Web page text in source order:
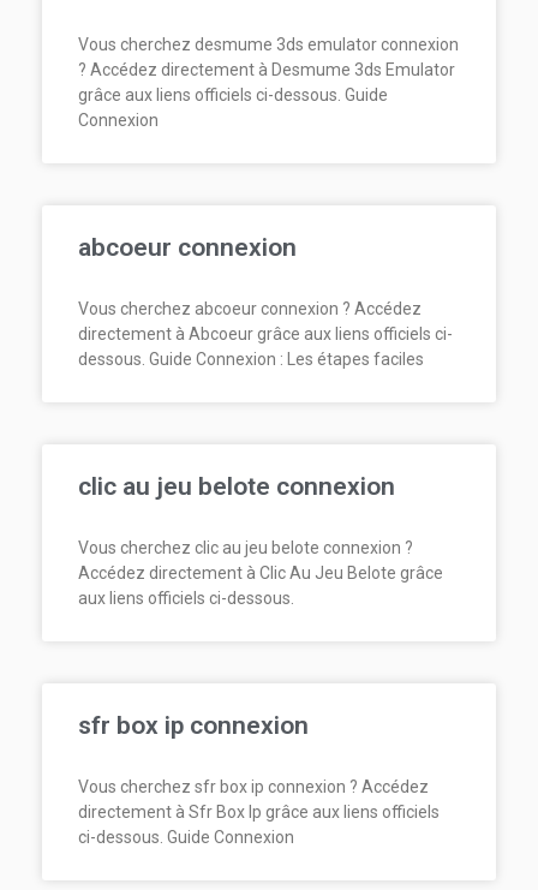
Vous cherchez desmume 3ds emulator connexion
? Accédez directement à Desmume 3ds Emulator
grâce aux liens officiels ci-dessous. Guide
Connexion
abcoeur connexion
Vous cherchez abcoeur connexion ? Accédez
directement à Abcoeur grâce aux liens officiels ci-
dessous. Guide Connexion : Les étapes faciles
clic au jeu belote connexion
Vous cherchez clic au jeu belote connexion ?
Accédez directement à Clic Au Jeu Belote grâce
aux liens officiels ci-dessous.
sfr box ip connexion
Vous cherchez sfr box ip connexion ? Accédez
directement à Sfr Box Ip grâce aux liens officiels
ci-dessous. Guide Connexion